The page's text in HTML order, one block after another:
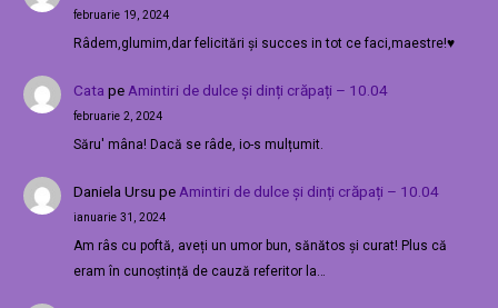
februarie 19, 2024
Râdem,glumim,dar felicitări și succes in tot ce faci,maestre!♥️
Cata pe Amintiri de dulce și dinți crăpați – 10.04
februarie 2, 2024
Săru' mâna! Dacă se râde, io-s mulțumit.
Daniela Ursu pe Amintiri de dulce și dinți crăpați – 10.04
ianuarie 31, 2024
Am râs cu poftă, aveți un umor bun, sănătos și curat! Plus că
eram în cunoștință de cauză referitor la…